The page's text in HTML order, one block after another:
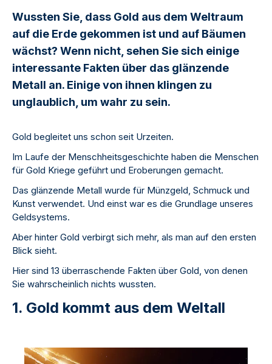
Wussten Sie, dass Gold aus dem Weltraum
auf die Erde gekommen ist und auf Bäumen
wächst? Wenn nicht, sehen Sie sich einige
interessante Fakten über das glänzende
Metall an. Einige von ihnen klingen zu
unglaublich, um wahr zu sein.
Gold begleitet uns schon seit Urzeiten.
Im Laufe der Menschheitsgeschichte haben die Menschen
für Gold Kriege geführt und Eroberungen gemacht.
Das glänzende Metall wurde für Münzgeld, Schmuck und
Kunst verwendet. Und einst war es die Grundlage unseres
Geldsystems.
Aber hinter Gold verbirgt sich mehr, als man auf den ersten
Blick sieht.
Hier sind 13 überraschende Fakten über Gold, von denen
Sie wahrscheinlich nichts wussten.
1. Gold kommt aus dem Weltall